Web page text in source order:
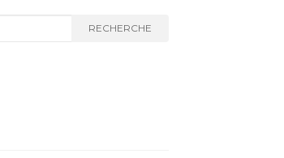
RECHERCHE